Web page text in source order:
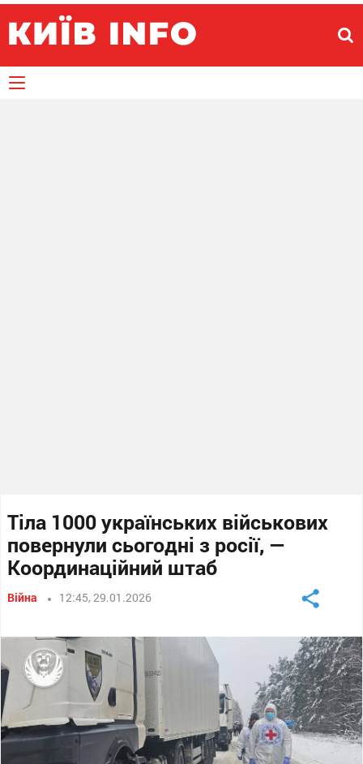
Тіла 1000 українських військових
повернули сьогодні з росії, —
Координаційний штаб
Війна 12:45, 29.01.2026